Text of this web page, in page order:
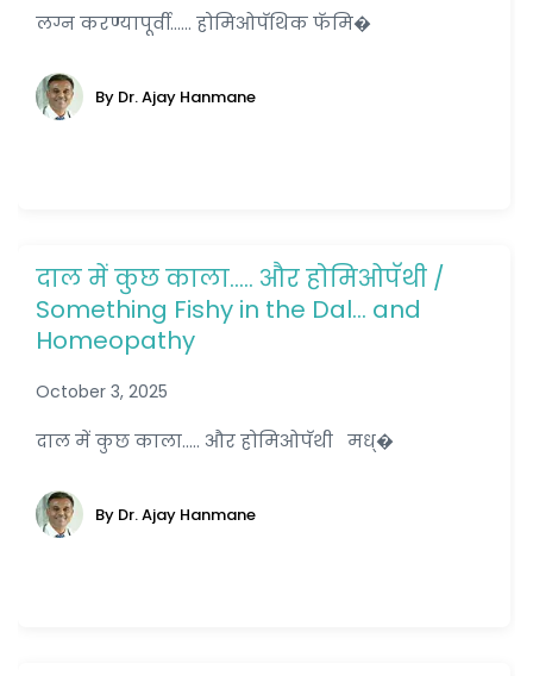
लग्न करण्यापूर्वी...... होमिओपॅथिक फॅमि�
By Dr. Ajay Hanmane
दाल में कुछ काला….. और होमिओपॅथी /
Something Fishy in the Dal… and
Homeopathy
October 3, 2025
दाल में कुछ काला..... और होमिओपॅथी मध्�
By Dr. Ajay Hanmane